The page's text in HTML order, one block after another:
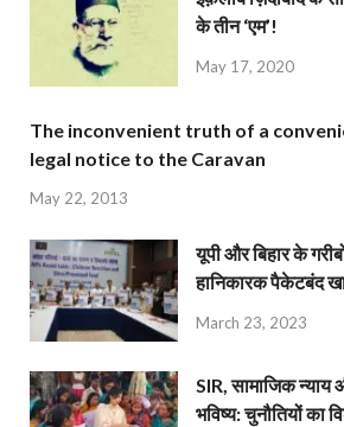
के तीन ‘एम’!
May 17, 2020
The inconvenient truth of a
legal notice to the Caravan
May 22, 2013
यूपी और बिहार के
हानिकारक पैकेटबंद
March 23, 2023
SIR, सामाजिक न्याय
भविष्य: चुनौतियों का